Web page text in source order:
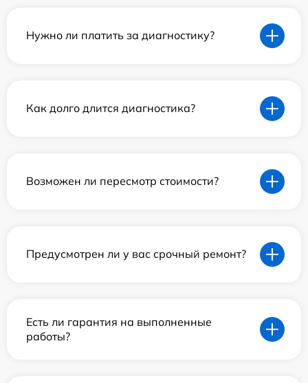
Нужно ли платить за диагностику?
Как долго длится диагностика?
Возможен ли пересмотр стоимости?
Предусмотрен ли у вас срочный ремонт?
Есть ли гарантия на выполненные
работы?